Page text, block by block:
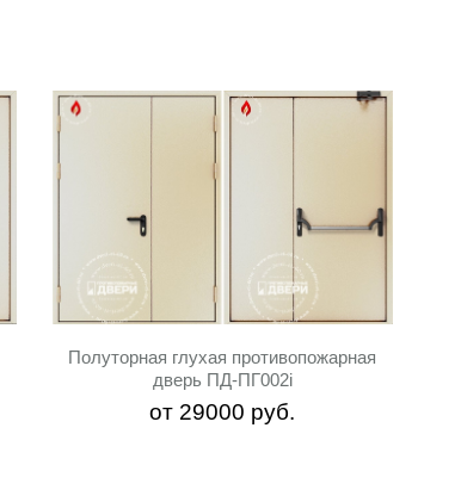
Полуторная глухая противопожарная
дверь ПД-ПГ002i
от 29000 руб.